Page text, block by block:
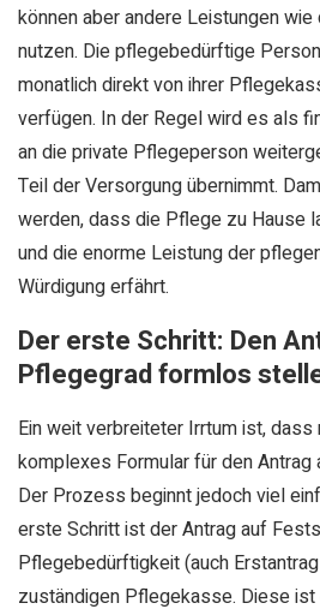
können aber andere Leistungen
nutzen. Die pflegebedürftige
monatlich direkt von ihrer
verfügen. In der Regel wird es als
an die private Pflegeperson
Teil der Versorgung übernimmt.
werden, dass die Pflege zu Hause
und die enorme Leistung der
Würdigung erfährt.
Der erste Schritt: Den
Pflegegrad formlos
Ein weit verbreiteter Irrtum ist,
komplexes Formular für den
Der Prozess beginnt jedoch viel
erste Schritt ist der Antrag auf
Pflegebedürftigkeit (auch
zuständigen Pflegekasse. Diese ist